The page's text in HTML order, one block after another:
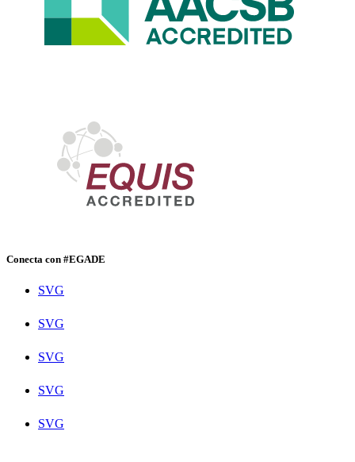
Conecta con #EGADE
SVG
SVG
SVG
SVG
SVG